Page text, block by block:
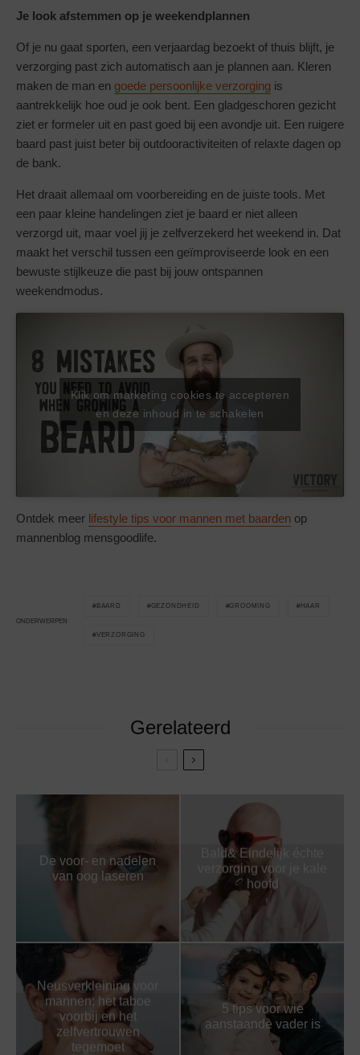
Je look afstemmen op je weekendplannen
Of je nu gaat sporten, een verjaardag bezoekt of thuis blijft, je
verzorging past zich automatisch aan je plannen aan. Kleren
maken de man en goede persoonlijke verzorging is
aantrekkelijk hoe oud je ook bent. Een gladgeschoren gezicht
ziet er formeler uit en past goed bij een avondje uit. Een ruigere
baard past juist beter bij outdooractiviteiten of relaxte dagen op
de bank.
Het draait allemaal om voorbereiding en de juiste tools. Met
een paar kleine handelingen ziet je baard er niet alleen
verzorgd uit, maar voel jij je zelfverzekerd het weekend in. Dat
maakt het verschil tussen een geïmproviseerde look en een
bewuste stijlkeuze die past bij jouw ontspannen
weekendmodus.
Klik om marketing cookies te accepteren
en deze inhoud in te schakelen
Ontdek meer lifestyle tips voor mannen met baarden op
mannenblog mensgoodlife.
ONDERWERPEN
BAARD GEZONDHEID GROOMING HAAR
VERZORGING
Gerelateerd
De voor- en nadelen
van oog laseren
Bald& Eindelijk échte
verzorging voor je kale
hoofd
Neusverkleining voor
mannen: het taboe
voorbij en het
zelfvertrouwen
tegemoet
5 tips voor wie
aanstaande vader is